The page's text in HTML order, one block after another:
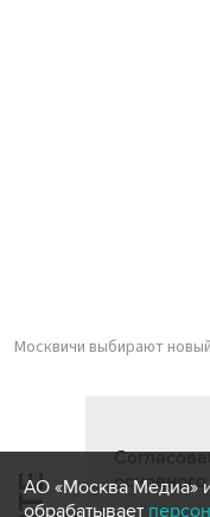
Москвичи выбирают
основного
АО «Москва Медиа»
обрабатывает